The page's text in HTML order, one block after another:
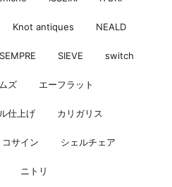
Knot antiques NEALD
SEMPRE SIEVE switch
ズ エーフラット
仕上げ カリガリス
コサイン シェルチェア
ニトリ